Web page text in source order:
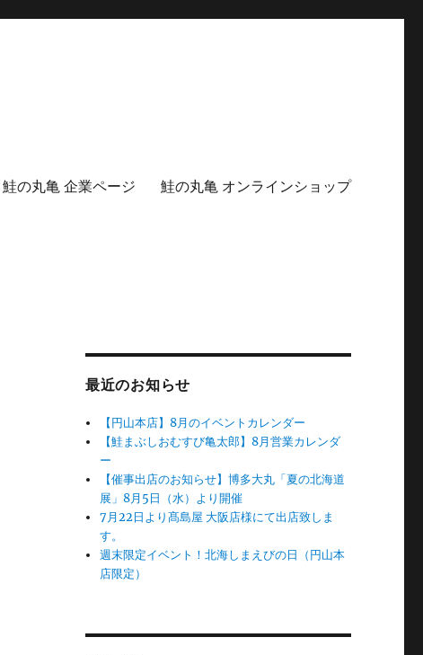
鮭の丸亀 企業ページ 鮭の丸亀 オンラインショップ
最近のお知らせ
【円山本店】8月のイベントカレンダー
【鮭まぶしおむすび亀太郎】8月営業カレンダ
ー
【催事出店のお知らせ】博多大丸「夏の北海道
展」8月5日（水）より開催
7月22日より髙島屋 大阪店様にて出店致しま
す。
週末限定イベント！北海しまえびの日（円山本
店限定）